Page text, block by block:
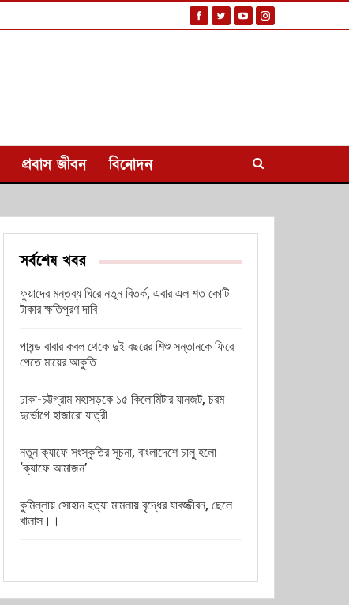
প্রবাস জীবন বিনোদন
সর্বশেষ খবর
ফুয়াদের মন্তব্য ঘিরে নতুন বিতর্ক, এবার এল শত কোটি
টাকার ক্ষতিপূরণ দাবি
পাষন্ড বাবার কবল থেকে দুই বছরের শিশু সন্তানকে ফিরে
পেতে মায়ের আকুতি
ঢাকা-চট্টগ্রাম মহাসড়কে ১৫ কিলোমিটার যানজট, চরম
দুর্ভোগে হাজারো যাত্রী
নতুন ক্যাফে সংস্কৃতির সূচনা, বাংলাদেশে চালু হলো
‘ক্যাফে আমাজন’
কুমিল্লায় সোহান হত্যা মামলায় বৃদ্ধের যাবজ্জীবন, ছেলে
খালাস।।